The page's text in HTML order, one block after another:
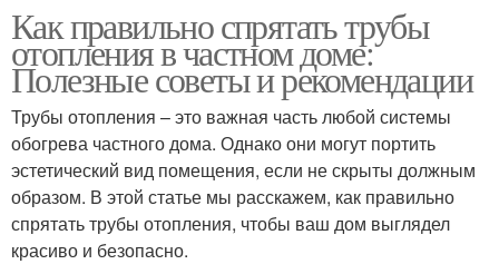
Как правильно спрятать трубы
отопления в частном доме:
Полезные советы и рекомендации
Трубы отопления – это важная часть любой системы
обогрева частного дома. Однако они могут портить
эстетический вид помещения, если не скрыты должным
образом. В этой статье мы расскажем, как правильно
спрятать трубы отопления, чтобы ваш дом выглядел
красиво и безопасно.